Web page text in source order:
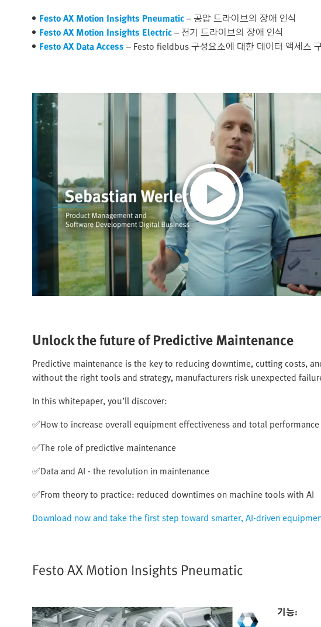
Festo AX Motion Insights Pneumatic– 공압 드라이브의 장애 인식
Festo AX Motion Insights Electric– 전기 드라이브의 장애 인식
Festo AX Data Access – Festo fieldbus 구성요소에 대한 데이터 액세스
Unlock the future of Predictive Maintenance​
Predictive maintenance is the key to reducing downtime, cutting costs,
without the right tools and strategy, manufacturers risk unexpected
In this whitepaper, you’ll discover:​
✅How to increase overall equipment effectiveness and total
✅The role of predictive maintenance​
✅Data and AI - the revolution in maintenance​
✅From theory to practice: reduced downtimes on machine tools with AI​
Download now and take the first step toward smarter, AI-driven
Festo AX Motion Insights Pneumatic
기능: